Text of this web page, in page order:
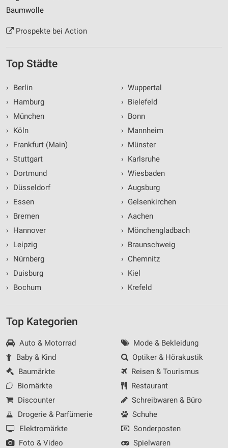
Baumwolle
Prospekte bei Action
Top Städte
›
Berlin
›
Hamburg
›
München
›
Köln
›
Frankfurt (Main)
› Stuttgart
›
Dortmund
›
Düsseldorf
›
Essen
›
Bremen
›
Hannover
›
Leipzig
›
Nürnberg
›
Duisburg
›
Bochum
› Wuppertal
› Bielefeld
› Bonn
› Mannheim
› Münster
› Karlsruhe
› Wiesbaden
› Augsburg
› Gelsenkirchen
› Aachen
› Mönchengladbach
› Braunschweig
› Chemnitz
› Kiel
› Krefeld
Top Kategorien
Auto & Motorrad
Baby & Kind
Baumärkte
Biomärkte
Discounter
Drogerie & Parfümerie
Elektromärkte
Foto & Video
Mode & Bekleidung
Optiker & Hörakustik
Reisen & Tourismus
Restaurant
Schreibwaren & Büro
Schuhe
Sonderposten
Spielwaren